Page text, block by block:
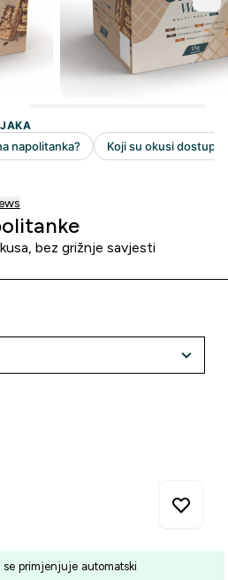
reviews
bez grižnje savjesti
se primjenjuje automatski